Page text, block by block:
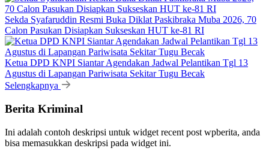
Sekda Syafaruddin Resmi Buka Diklat Paskibraka Muba 2026, 70
Calon Pasukan Disiapkan Sukseskan HUT ke-81 RI
Ketua DPD KNPI Siantar Agendakan Jadwal Pelantikan Tgl 13
Agustus di Lapangan Pariwisata Sekitar Tugu Becak
Selengkapnya
Berita Kriminal
Ini adalah contoh deskripsi untuk widget recent post wpberita, anda
bisa memasukkan deskripsi pada widget ini.